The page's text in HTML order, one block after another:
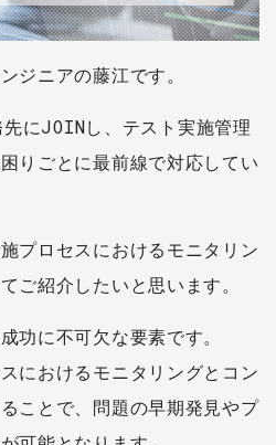
ジニアの藤江です。
にJOINし、テスト実施管理
りごとに最前線で対応してい
プロセスにおけるモニタリン
ご紹介したいと思います。
功に不可欠な要素です。
におけるモニタリングとコン
ことで、問題の早期発見やプ